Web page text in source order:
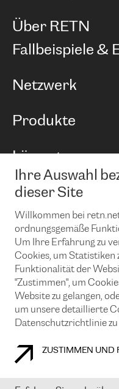
Ihre Auswahl
dieser Site
Willkommen bei
ordnungsgemäße
Um Ihre Erfahrung zu
Cookies, um Statistiken
Funktionalität der
"Zustimmen", um
Website zu gelangen,
um unsere detaillierte
Datenschutzrichtlinie zu
ZUSTIMMEN UND
Über RETN
Unternehmen
Fallbeispiele &
Netzwerk
Points of Presence
Peering-Richtlinie
RTT Map
Looking glass
Produkte
Ethernet und VPN
Remote IX
CLOUD CONNECT-
DDoS-Schutz
Flex IX
Lösungen
Managed Global
Lösungen mit BGP
Ein Port
TRANSKZ
Cybersicherheit
News und
Möchten Sie mit uns
Email
Mit der Anmeldung für den
stimmen Sie unseren
Service jederzeit ganz